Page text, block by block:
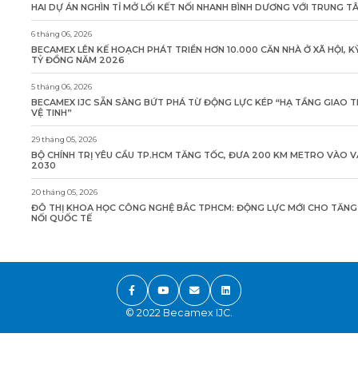
HAI DỰ ÁN NGHÌN TỈ MỞ LỐI KẾT NỐI NHANH BÌNH DƯƠNG VỚI TRUNG
6 tháng 06, 2026
BECAMEX LÊN KẾ HOẠCH PHÁT TRIỂN HƠN 10.000 CĂN NHÀ Ở XÃ HỘI,
TỶ ĐỒNG NĂM 2026
5 tháng 06, 2026
BECAMEX IJC SẴN SÀNG BỨT PHÁ TỪ ĐỘNG LỰC KÉP “HẠ TẦNG GIAO
VỆ TINH”
29 tháng 05, 2026
BỘ CHÍNH TRỊ YÊU CẦU TP.HCM TĂNG TỐC, ĐƯA 200 KM METRO VÀO
2030
20 tháng 05, 2026
ĐÔ THỊ KHOA HỌC CÔNG NGHỆ BẮC TPHCM: ĐỘNG LỰC MỚI CHO
NỐI QUỐC TẾ
© 2022 Becamex IJC.